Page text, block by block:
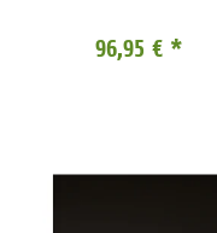
96,95 € *